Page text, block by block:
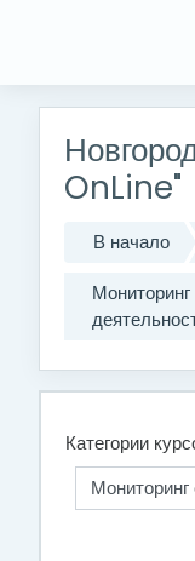
OnLine"
В начало
Категории